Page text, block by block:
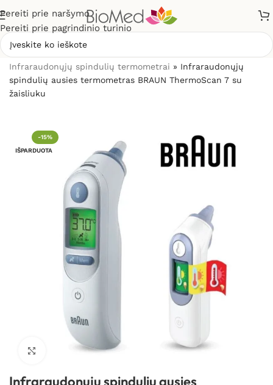
Pereiti prie naršymo
Pereiti prie pagrindinio turinio
Infraraudonųjų spindulių termometrai » Infraraudonųjų
spindulių ausies termometras BRAUN ThermoScan 7 su
žaisliuku
-15%
IŠPARDUOTA
Spustelėkite, kad padidintumėte
Infraraudonųjų spindulių ausies